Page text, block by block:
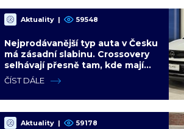
Aktuality | 59548
Nejprodávanější typ auta v Česku
má zásadní slabinu. Crossovery
selhávají přesně tam, kde mají
být nejsilnější
ČÍST DÁLE
Aktuality | 59178